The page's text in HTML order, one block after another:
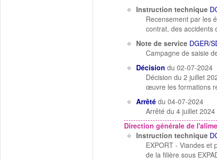
Instruction technique
Recensement par les
contrat, des accidents
Note de service DGER/
Campagne de saisie
Décision du 02-07-2024
Décision du 2 juillet
œuvre les formations
Arrêté du 04-07-2024
Arrêté du 4 juillet
Direction générale de
Instruction technique
EXPORT - Viandes et
de la filière sous